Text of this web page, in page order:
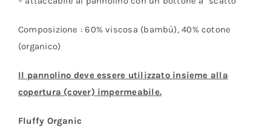
Composizione : 60% viscosa (bambù), 40% cotone
(organico)
Il pannolino deve essere utilizzato insieme alla
copertura (cover) impermeabile.
Fluffy Organic